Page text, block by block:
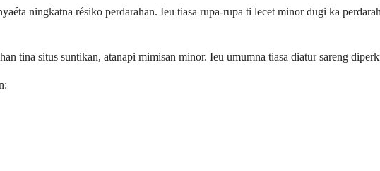
ningkatna résiko perdarahan. Ieu tiasa rupa-rupa ti lecet minor dugi ka
tina situs suntikan, atanapi mimisan minor. Ieu umumna tiasa diatur sareng